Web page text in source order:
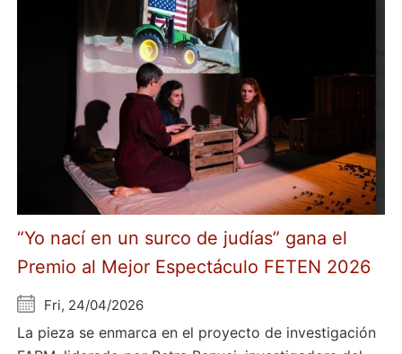
“Yo nací en un surco de judías” gana el
Premio al Mejor Espectáculo FETEN 2026
Fri, 24/04/2026
La pieza se enmarca en el proyecto de investigación